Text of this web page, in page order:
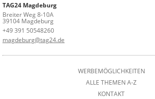
TAG24 Magdeburg
Breiter Weg 8-10A
39104 Magdeburg
+49 391 50548260
magdeburg@tag24.de
WERBEMÖGLICHKEITEN
ALLE THEMEN A-Z
KONTAKT